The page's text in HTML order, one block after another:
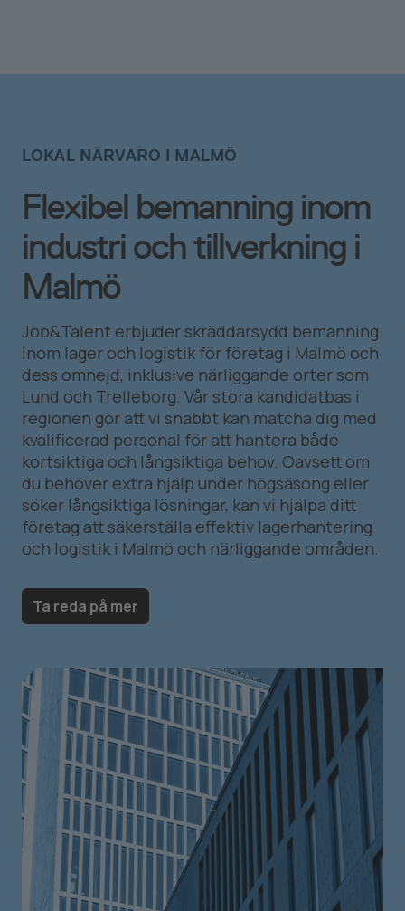
Flexibel bemanning inom
industri och tillverkning i
Malmö
LOKAL NÄRVARO I MALMÖ
Job&Talent erbjuder skräddarsydd bemanning
inom lager och logistik för företag i Malmö och
dess omnejd, inklusive närliggande orter som
Lund och Trelleborg. Vår stora kandidatbas i
regionen gör att vi snabbt kan matcha dig med
kvalificerad personal för att hantera både
kortsiktiga och långsiktiga behov. Oavsett om
du behöver extra hjälp under högsäsong eller
söker långsiktiga lösningar, kan vi hjälpa ditt
företag att säkerställa effektiv lagerhantering
och logistik i Malmö och närliggande områden.
Ta reda på mer